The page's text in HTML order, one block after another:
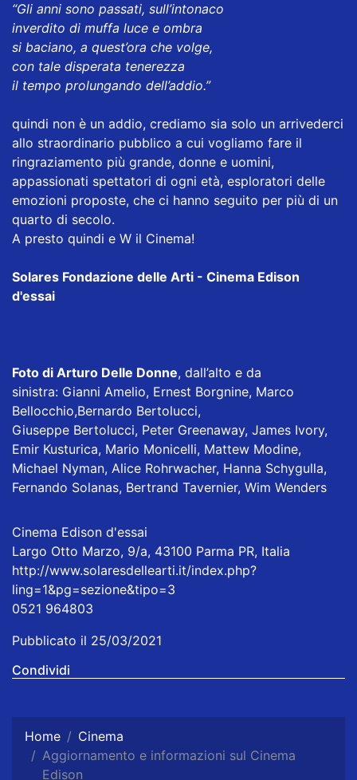
“Gli anni sono passati, sull’intonaco
inverdito di muffa luce e ombra
si baciano, a quest’ora che volge,
con tale disperata tenerezza
il tempo prolungando dell’addio.”
quindi non è un addio, crediamo sia solo un arrivederci
allo straordinario pubblico a cui vogliamo fare il
ringraziamento più grande, donne e uomini,
appassionati spettatori di ogni età, esploratori delle
emozioni proposte, che ci hanno seguito per più di un
quarto di secolo.
A presto quindi e W il Cinema!
Solares Fondazione delle Arti - Cinema Edison
d'essai
Foto di Arturo Delle Donne, dall’alto e da
sinistra: Gianni Amelio, Ernest Borgnine, Marco
Bellocchio,Bernardo Bertolucci,
Giuseppe Bertolucci, Peter Greenaway, James Ivory,
Emir Kusturica, Mario Monicelli, Mattew Modine,
Michael Nyman, Alice Rohrwacher, Hanna Schygulla,
Fernando Solanas, Bertrand Tavernier, Wim Wenders
Cinema Edison d'essai
Largo Otto Marzo, 9/a, 43100 Parma PR, Italia
http://www.solaresdellearti.it/index.php?
ling=1&pg=sezione&tipo=3
0521 964803
Pubblicato il 25/03/2021
Condividi
Home
Cinema
Aggiornamento e informazioni sul Cinema
Edison